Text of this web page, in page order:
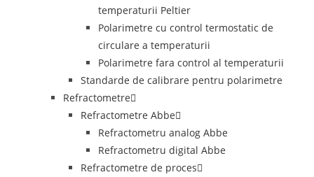
temperaturii Peltier
Polarimetre cu control termostatic de
circulare a temperaturii
Polarimetre fara control al temperaturii
Standarde de calibrare pentru polarimetre
Refractometre
Refractometre Abbe
Refractometru analog Abbe
Refractometru digital Abbe
Refractometre de proces